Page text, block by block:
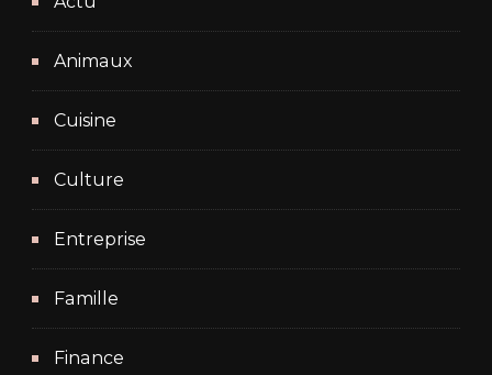
Animaux
Cuisine
Culture
Entreprise
Famille
Finance